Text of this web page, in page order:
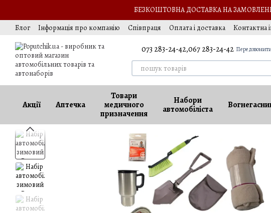
БЕЗКОШТОВНА ДОСТАВКА НА
Блог
Інформація про компанію Співпраця Оплата і доставка Контактна
073 283-24-42,067 283-24-42
Акції Аптечка
Товари
медичного
призначення
Набори
автомобіліста